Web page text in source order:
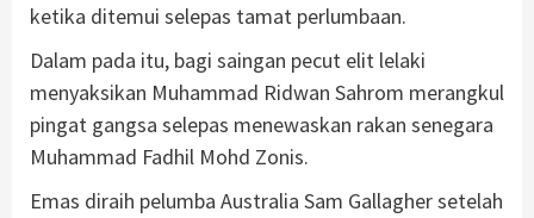
ketika ditemui selepas tamat perlumbaan.
Dalam pada itu, bagi saingan pecut elit lelaki
menyaksikan Muhammad Ridwan Sahrom merangkul
pingat gangsa selepas menewaskan rakan senegara
Muhammad Fadhil Mohd Zonis.
Emas diraih pelumba Australia Sam Gallagher setelah